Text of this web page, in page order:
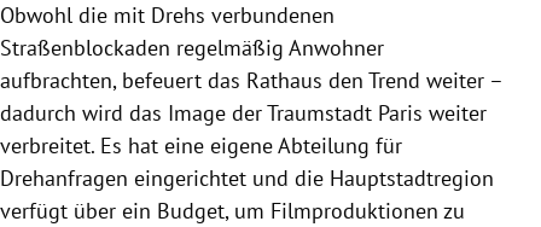
Obwohl die mit Drehs verbundenen
Straßenblockaden regelmäßig Anwohner
aufbrachten, befeuert das Rathaus den Trend weiter –
dadurch wird das Image der Traumstadt Paris weiter
verbreitet. Es hat eine eigene Abteilung für
Drehanfragen eingerichtet und die Hauptstadtregion
verfügt über ein Budget, um Filmproduktionen zu